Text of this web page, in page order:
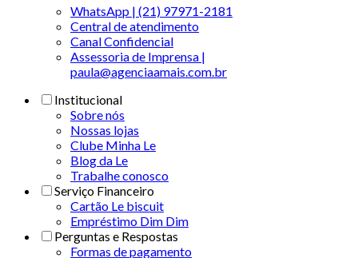
WhatsApp | (21) 97971-2181
Central de atendimento
Canal Confidencial
Assessoria de Imprensa |
paula@agenciaamais.com.br
Institucional
Sobre nós
Nossas lojas
Clube Minha Le
Blog da Le
Trabalhe conosco
Serviço Financeiro
Cartão Le biscuit
Empréstimo Dim Dim
Perguntas e Respostas
Formas de pagamento